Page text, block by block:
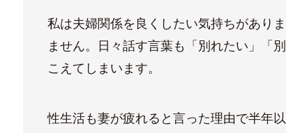
私は夫婦関係を良くしたい気持ちがあり
ません。日々話す言葉も「別れたい」「
こえてしまいます。
性生活も妻が疲れると言った理由で半年